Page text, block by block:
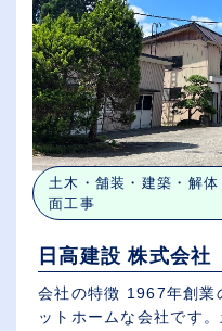
土木・舗装・建築・解
面工事
日高建設 株式会社
会社の特徴 1967年創業
ットホームな会社です